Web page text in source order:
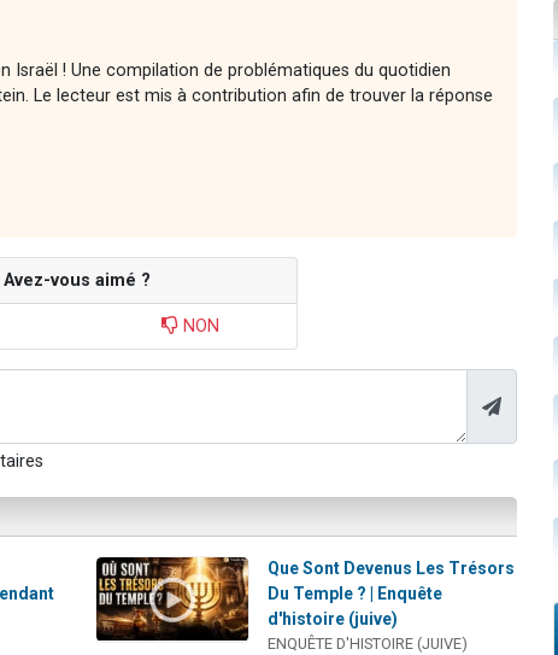
Israël ! Une compilation de problématiques du quotidien
Le lecteur est mis à contribution afin de trouver la réponse
Avez-vous aimé ?
NON
Que Sont Devenus Les Trésors
Du Temple ? | Enquête
d'histoire (juive)
ENQUÊTE D'HISTOIRE (JUIVE)